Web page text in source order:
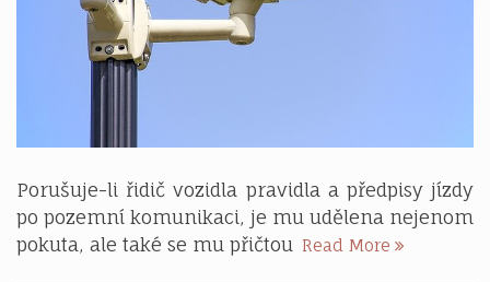
Porušuje-li řidič vozidla pravidla a předpisy jízdy
po pozemní komunikaci, je mu udělena nejenom
pokuta, ale také se mu přičtou Read More Za